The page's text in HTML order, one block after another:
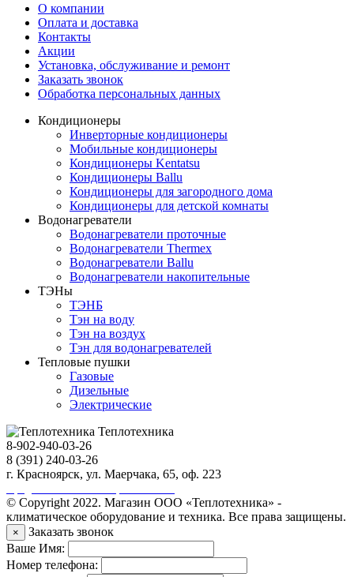
О компании
Оплата и доставка
Контакты
Акции
Установка, обслуживание и ремонт
Заказать звонок
Обработка персональных данных
Кондиционеры
Инверторные кондиционеры
Мобильные кондиционеры
Кондиционеры Kentatsu
Кондиционеры Ballu
Кондиционеры для загородного дома
Кондиционеры для детской комнаты
Водонагреватели
Водонагреватели проточные
Водонагреватели Thermex
Водонагреватели Ballu
Водонагреватели накопительные
ТЭНы
ТЭНБ
Тэн на воду
Тэн на воздух
Тэн для водонагревателей
Тепловые пушки
Газовые
Дизельные
Электрические
Теплотехника
8-902-940-03-26
8 (391) 240-03-26
г. Красноярск, ул. Маерчака, 65, оф. 223
© Copyright 2022. Магазин ООО «Теплотехника» -
климатическое оборудование и техника. Все права защищены.
×
Заказать звонок
Ваше Имя:
Номер телефона: